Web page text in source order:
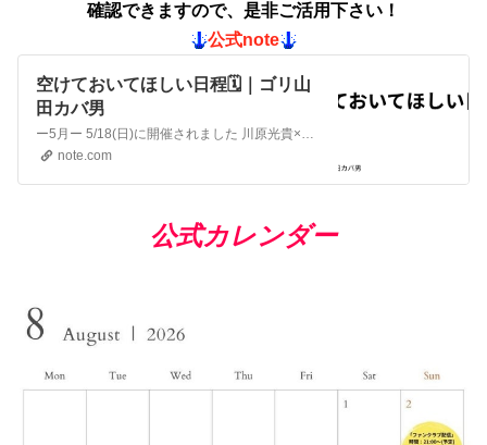
確認できますので、 是非ご活用下さい！
公式note
空けておいてほしい日程🗓️｜ゴリ山
田カバ男
ー5月ー 5/18(日)に開催されました 川原光貴×ゴリ山田カバ男 2nd TWO-MAN LIVE 「COBUDORE vol.2 -organic-」 おかげさまで大成功👏 現在、配信チケット発売中です♪ 配信チケット：3,500円 ゴリ山田カバ男×川原光貴 ツーマンライブ 「COB…
note.com
公式カレンダー